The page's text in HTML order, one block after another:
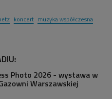
koncert muzyka współczesna
Photo 2026 - wystawa w
Warszawskiej